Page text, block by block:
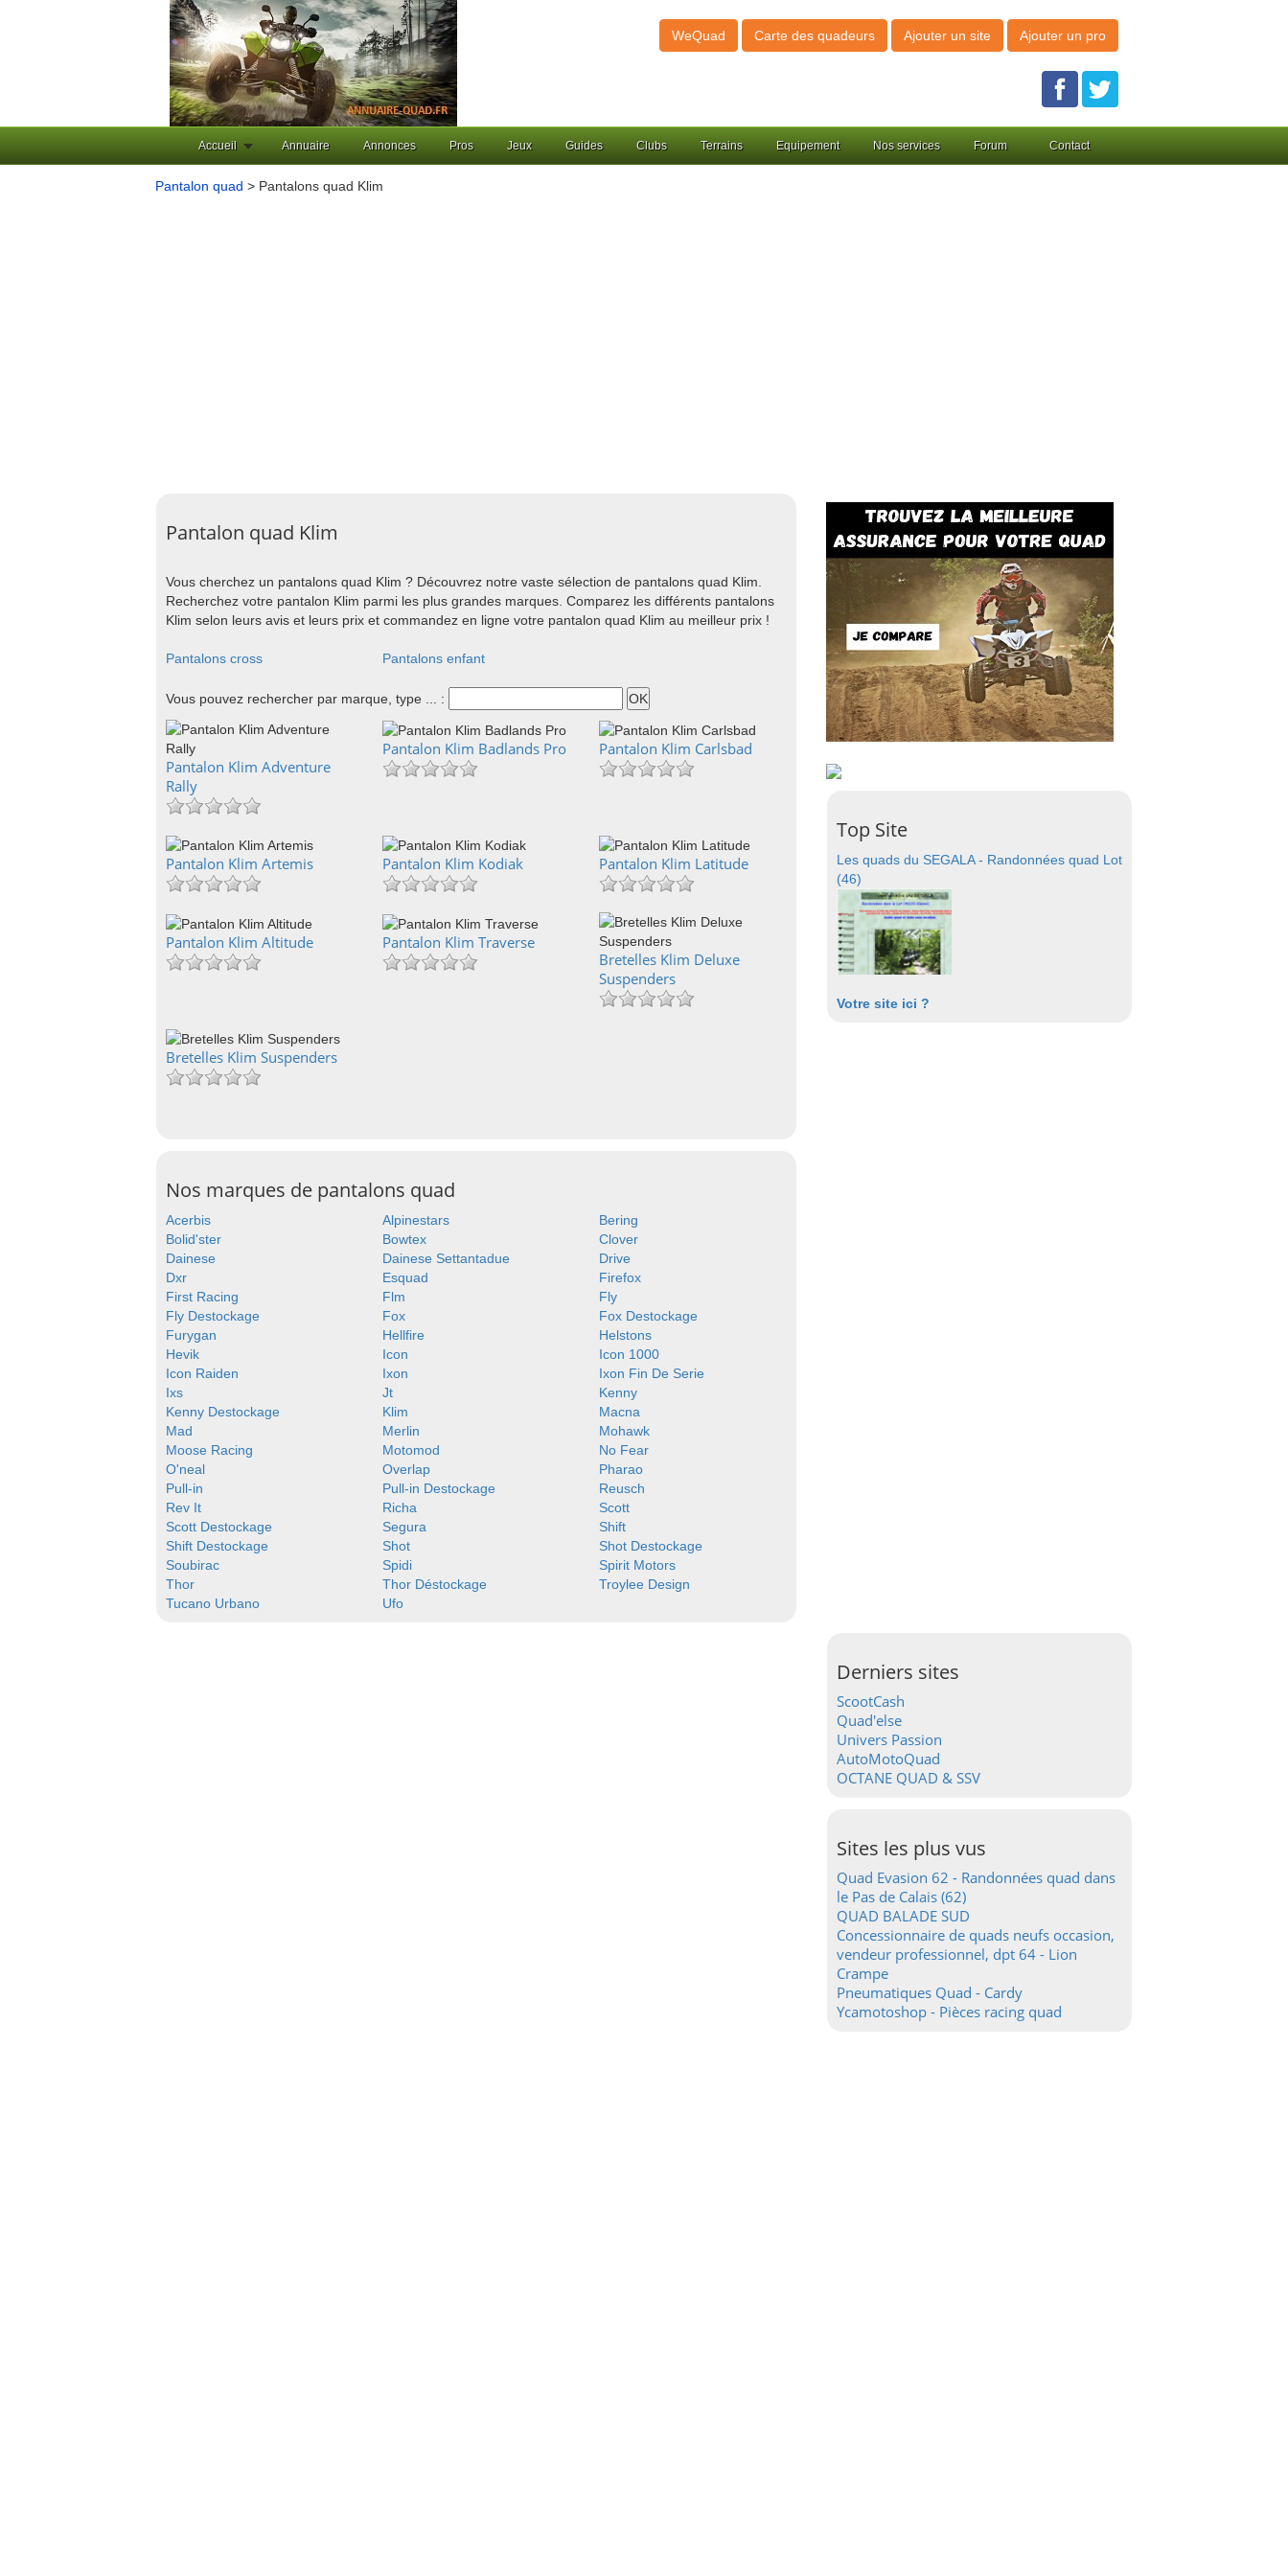
WeQuad Carte des quadeurs Ajouter un site Ajouter un pro
Accueil Annuaire Annonces Pros Jeux Guides Clubs Terrains Equipement Nos services Forum Contact
Pantalon quad > Pantalons quad Klim
Pantalon quad Klim
Vous cherchez un pantalons quad Klim ? Découvrez notre vaste sélection de pantalons quad Klim.
Recherchez votre pantalon Klim parmi les plus grandes marques. Comparez les différents pantalons
Klim selon leurs avis et leurs prix et commandez en ligne votre pantalon quad Klim au meilleur prix !
Pantalons cross Pantalons enfant
Vous pouvez rechercher par marque, type ... :
Pantalon Klim Adventure
Rally
Pantalon Klim Badlands Pro Pantalon Klim Carlsbad
Pantalon Klim Artemis Pantalon Klim Kodiak Pantalon Klim Latitude
Pantalon Klim Altitude
Pantalon Klim Traverse
Bretelles Klim Deluxe
Suspenders
Bretelles Klim Suspenders
Nos marques de pantalons quad
Acerbis Alpinestars
Bering
Bolid'ster
Bowtex
Clover
Dainese
Dainese Settantadue
Drive
Dxr
Esquad
Firefox
First Racing
Flm
Fly
Fly Destockage
Fox
Fox Destockage
Furygan
Hellfire
Helstons
Hevik
Icon
Icon 1000
Icon Raiden
Ixon
Ixon Fin De Serie
Ixs
Jt
Kenny
Kenny Destockage
Klim
Macna
Mad
Merlin
Mohawk
Moose Racing
Motomod
No Fear
O'neal
Overlap
Pharao
Pull-in
Pull-in Destockage
Reusch
Rev It
Richa
Scott
Scott Destockage
Segura
Shift
Shift Destockage
Shot
Shot Destockage
Soubirac
Spidi
Spirit Motors
Thor
Thor Déstockage
Troylee Design
Tucano Urbano
Ufo
Top Site
Les quads du SEGALA - Randonnées quad Lot
(46)
Votre site ici ?
Derniers sites
ScootCash
Quad'else
Univers Passion
AutoMotoQuad
OCTANE QUAD & SSV
Sites les plus vus
Quad Evasion 62 - Randonnées quad dans
le Pas de Calais (62)
QUAD BALADE SUD
Concessionnaire de quads neufs occasion,
vendeur professionnel, dpt 64 - Lion
Crampe
Pneumatiques Quad - Cardy
Ycamotoshop - Pièces racing quad